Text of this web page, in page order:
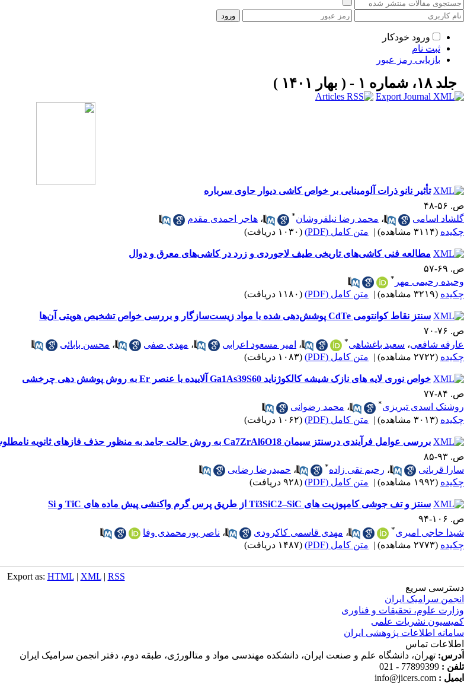
ورود خودکار
ثبت نام
بازیابی رمز عبور
جلد ۱۸، شماره ۱ - ( بهار ۱۴۰۱ )
تأثیر نانو ذرات آلومینایی بر خواص کاشی دیوار حاوی سرباره
ص. ۵۶-۴۸
گلشاد اسامی
، محمد رضا نیلفروشان* ، هاجر احمدی مقدم
چکیده (۳۱۱۴ مشاهده) | متن کامل (PDF) (۱۰۳۰ دریافت)
مطالعه فنی کاشی‌های تاریخی طیف لاجوردی و زرد در کاشی‌های معرق و دوال
ص. ۶۹-۵۷
وحیده رحیمی مهر *
چکیده (۳۲۱۹ مشاهده) | متن کامل (PDF) (۱۱۸۰ دریافت)
سنتز نقاط کوانتومی CdTe پوشش‌دهی شده با مواد زیست‌سازگار و بررسی خواص تشخیص هویتی آن‌ها
ص. ۷۶-۷۰
عارفه شافعی، سعید باغشاهی* ، امیر مسعود اعرابی ، مهدی صفی ، محسن بابائی
چکیده (۲۷۲۲ مشاهده) | متن کامل (PDF) (۱۰۸۳ دریافت)
خواص نوری لایه های نازک شیشه کالکوژناید Ga1As39S60 آلاییده با عنصر Er به روش پوشش دهی چرخشی
ص. ۸۴-۷۷
روشنک اسدی تبریزی* ، محمد رضوانی
چکیده (۳۰۱۳ مشاهده) | متن کامل (PDF) (۱۰۶۲ دریافت)
بررسی عوامل فرآیندی درسنتز سیمان Ca7ZrAl6O18 به روش حالت جامد به منظور حذف فازهای ثانویه نامطلوب
ص. ۹۳-۸۵
سارا قربانی
، رحیم نقی زاده* ، حمیدرضا رضایی
چکیده (۱۹۹۲ مشاهده) | متن کامل (PDF) (۹۲۸ دریافت)
سنتز و تف جوشی کامپوزیت های Ti3SiC2–SiC از طریق پرس گرم واکنشی پیش ماده های TiC و Si
ص. ۱۰۶-۹۴
شیدا حاجی امیری* ، مهدی قاسمی کاکرودی ، ناصر پورمحمدی وفا
چکیده (۲۷۷۳ مشاهده) | متن کامل (PDF) (۱۴۸۷ دریافت)
Export as: HTML| XML| RSS
دسترسی سریع
انجمن سرامیک ایران
وزارت علوم، تحقیقات و فناوری
کمیسیون نشریات علمی
سامانه اطلاعات پژوهشی ایران
اطلاعات تماس
آدرس: تهران، دانشگاه علم و صنعت ایران، دانشکده مهندسی مواد و متالورژی، طبقه دوم، دفتر انجمن سرامیک ایران
تلفن : 77899399 - 021
ایمیل : info@jicers.com